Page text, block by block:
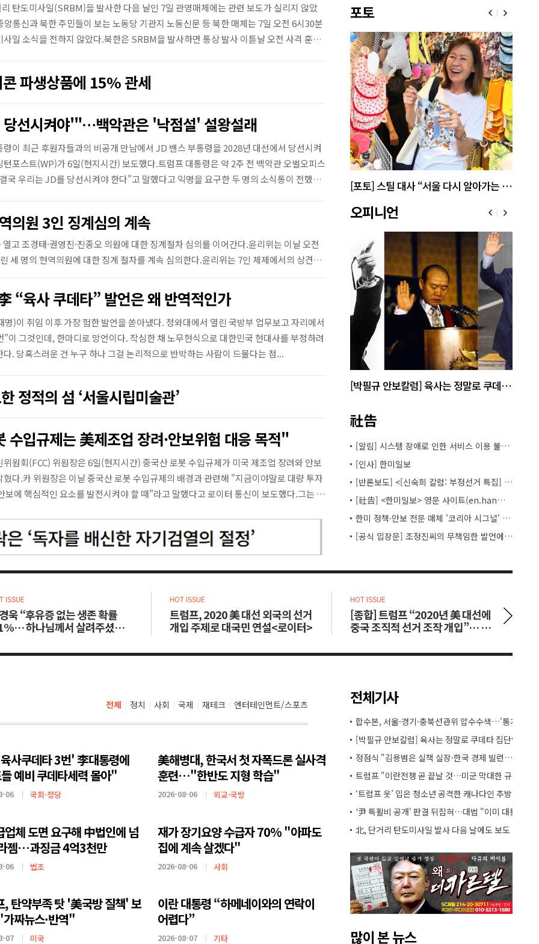
탄도미사일(SRBM)을 발사한 다음 날인 7일 관영매체에는 관련 보도가 실리지 않았
통신과 북한 주민들이 보는 노동당 기관지 노동신문 등 북한 매체는 7일 오전 6시30분
일 소식을 전하지 않았다.북한은 SRBM을 발사하면 통상 발사 이튿날 오전 사격 훈련
파생상품에 15% 관세
선시켜야'"…백악관은 '낙점설' 설왕설래
이 최근 후원자들과의 비공개 만남에서 JD 밴스 부통령을 2028년 대선에서 당선시켜
포스트(WP)가 6일(현지시간) 보도했다.트럼프 대통령은 약 2주 전 백악관 오벌오피스
국 우리는 JD를 당선시켜야 한다"고 말했다고 익명을 요구한 두 명의 소식통이 전했
의원 3인 징계심의 계속
고 조경태·권영진·진종오 의원에 대한 징계절차 심의를 이어간다.윤리위는 이날 오전
세 명의 현역의원에 대한 징계 절차를 계속 심의한다.윤리위는 7인 체제에서의 상견례
“육사 쿠데타” 발언은 왜 반역적인가
)이 취임 이후 가장 험한 발언을 쏟아냈다. 청와대에서 열린 국방부 업무보고 자리에서
”이 그것인데, 한마디로 망언이다. 작심한 채 노무현식으로 대한민국 현대사를 부정하려
. 당혹스러운 건 누구 하나 그걸 논리적으로 반박하는 사람이 드물다는 점...
정적의 섬 ‘서울시립미술관’
수입규제는 美제조업 장려·안보위험 대응 목적"
원회(FCC) 위원장은 6일(현지시간) 중국산 로봇 수입규제가 미국 제조업 장려와 안보
다.카 위원장은 이날 중국산 로봇 수입규제의 배경과 관련해 "지금이야말로 대량 투자
보에 핵심적인 요소를 발전시켜야 할 때"라고 말했다고 로이터 통신이 보도했다.그는 "5
포토
[포토] 자유와혁신당 지도부 현충원 참배 [포토] 스틸 대사 “서울 다시 알아가는 시간 설레요”
오피니언
[박필규 안보칼럼] 육사는 정말로 쿠데타 집단인가
社告
[알림] 시스템 장애로 인한 서비스 이용 불편 안내
[인사] 한미일보
[반론보도] <[신숙희 칼럼: 부정선거 특집] ①“짐승만도 못한 짓”을 한 선거 카르텔의 실체> 관련
[社告] <한미일보> 영문 사이트(en.hanmiilbo.kr) 공식 오픈
한미 정책·안보 전문 매체 '코리아 시그널' 출범…워싱턴과 한국의 정책 간극 메운다
[공식 입장문] 조정진씨의 무책임한 발언에 대한 <한미일보>의 입장
ISSUE
욱 “후유증 없는 생존 확률
하나님께서 살려주셨습
HOT ISSUE
트럼프, 2020 美 대선 외국의 선거
개입 주제로 대국민 연설<로이터>
HOT ISSUE
[종합] 트럼프 “2020년 美 대선에
중국 조직적 선거 조작 개입”… 美
전체 정치 사회 국제 재테크 엔터테인먼트/스포츠
사쿠데타 3번' 李대통령에
예비 쿠데타세력 몰아"
06 국회·정당
美해병대, 한국서 첫 자폭드론 실사격
훈련…"한반도 지형 학습"
2026-08-06 외교·국방
업체 도면 요구해 中법인에 넘
젬…과징금 4억3천만
06 법조
재가 장기요양 수급자 70% "아파도
집에 계속 살겠다"
2026-08-06 사회
, 탄약부족 탓 '美국방 질책' 보
짜뉴스·반역"
07 미국
이란 대통령 “하메네이와의 연락이
어렵다”
2026-08-07 기타
전체기사
합수본, 서울·경기·충북선관위 압수수색…'통계조
[박필규 안보칼럼] 육사는 정말로 쿠데타 집단인가
정점식 "김용범은 실책 실장·한국 경제 빌런…경질
트럼프 "이란전쟁 곧 끝날 것…미군 막대한 규모 탄
‘트럼프 옷’ 입은 청소년 공격한 캐나다인 추방
'尹 특활비 공개' 판결 뒤집혀…대법 "이미 대통령기
北, 단거리 탄도미사일 발사 다음 날에도 보도 없어
많이 본 뉴스